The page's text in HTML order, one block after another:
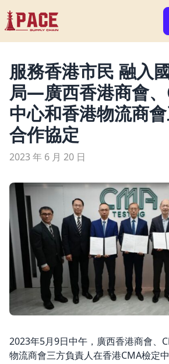
服務香港市民 融入
局—廣西香港商會
中心和香港物流商
合作協定
2023 年 6 月 20 日
2023年5月9日中午，廣西香港商會、
物流商會三方負責人在香港CMA檢定